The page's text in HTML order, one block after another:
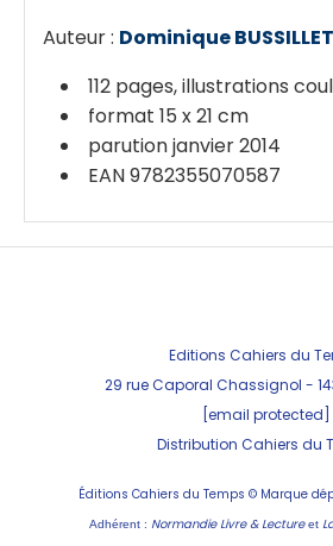
Auteur : Dominique BUSSILLET
112 pages, illustrations
format 15 x 21 cm
parution janvier 2014
EAN 9782355070587
Editions Cahiers du
29 rue Caporal Chassignol -
[email protected]
Distribution Cahiers du
Éditions Cahiers du Temps © Marque
Adhérent : Normandie Livre & Lectureet